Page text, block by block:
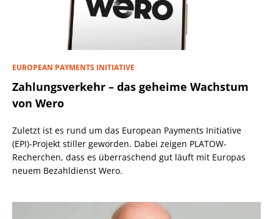
EUROPEAN PAYMENTS INITIATIVE
Zahlungsverkehr – das geheime Wachstum
von Wero
Zuletzt ist es rund um das European Payments Initiative
(EPI)-Projekt stiller geworden. Dabei zeigen PLATOW-
Recherchen, dass es überraschend gut läuft mit Europas
neuem Bezahldienst Wero.